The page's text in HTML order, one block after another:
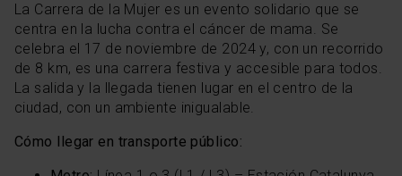
La Carrera de la Mujer es un evento solidario que se
centra en la lucha contra el cáncer de mama. Se
celebra el 17 de noviembre de 2024 y, con un recorrido
de 8 km, es una carrera festiva y accesible para todos.
La salida y la llegada tienen lugar en el centro de la
ciudad, con un ambiente inigualable.
Cómo llegar en transporte público: